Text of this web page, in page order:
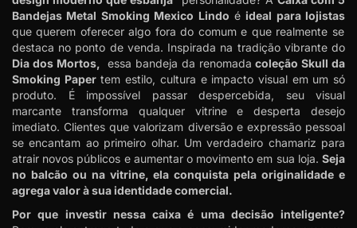
Bandejas Metal Smoking Mexico Lindo éideal para lojistas
que querem oferecer algo fora do comum e que realmente se
destaca no ponto de venda. Inspirada na tradição vibrante do
Dia dos Mortos, essa bandeja da renomadacoleção Skull da
Smoking Papertem estilo, cultura e impacto visual em um só
produto. É impossível passar despercebida, seu visual
marcante transforma qualquer vitrine e desperta desejo
imediato. Clientes que valorizam diversão e expressão pessoal
se encantam ao primeiro olhar. Um verdadeiro chamariz para
atrair novos públicos e aumentar o movimento em sua loja. Seja
no balcão ou na vitrine, ela conquista pela originalidade e
agrega valor à sua identidade comercial.
Por que investir nessa caixa é uma decisão inteligente?